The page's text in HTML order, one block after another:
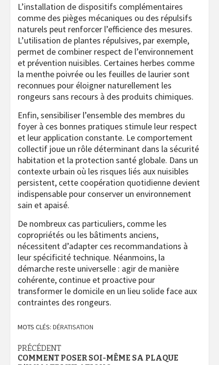
L’installation de dispositifs complémentaires
comme des pièges mécaniques ou des répulsifs
naturels peut renforcer l’efficience des mesures.
L’utilisation de plantes répulsives, par exemple,
permet de combiner respect de l’environnement
et prévention nuisibles. Certaines herbes comme
la menthe poivrée ou les feuilles de laurier sont
reconnues pour éloigner naturellement les
rongeurs sans recours à des produits chimiques.
Enfin, sensibiliser l’ensemble des membres du
foyer à ces bonnes pratiques stimule leur respect
et leur application constante. Le comportement
collectif joue un rôle déterminant dans la sécurité
habitation et la protection santé globale. Dans un
contexte urbain où les risques liés aux nuisibles
persistent, cette coopération quotidienne devient
indispensable pour conserver un environnement
sain et apaisé.
De nombreux cas particuliers, comme les
copropriétés ou les bâtiments anciens,
nécessitent d’adapter ces recommandations à
leur spécificité technique. Néanmoins, la
démarche reste universelle : agir de manière
cohérente, continue et proactive pour
transformer le domicile en un lieu solide face aux
contraintes des rongeurs.
MOTS CLÉS: DÉRATISATION
Navigation
PRÉCÉDENT
COMMENT POSER SOI-MÊME SA PLAQUE